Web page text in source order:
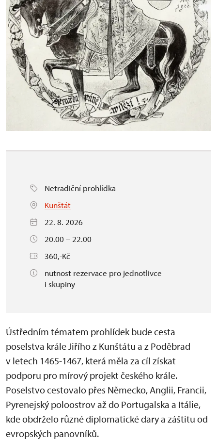
Netradiční prohlídka
Kunštát
22. 8. 2026
20.00 – 22.00
360,-Kč
nutnost rezervace pro jednotlivce
i skupiny
Ústředním tématem prohlídek bude cesta
poselstva krále Jiřího z Kunštátu a z Poděbrad
v letech 1465-1467, která měla za cíl získat
podporu pro mírový projekt českého krále.
Poselstvo cestovalo přes Německo, Anglii, Francii,
Pyrenejský poloostrov až do Portugalska a Itálie,
kde obdrželo různé diplomatické dary a záštitu od
evropských panovníků.